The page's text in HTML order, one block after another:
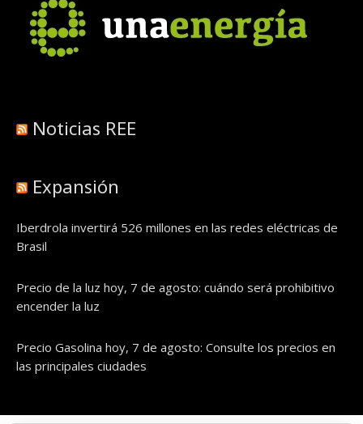
Noticias REE
Expansión
Iberdrola invertirá 526 millones en las redes eléctricas de
Brasil
Precio de la luz hoy, 7 de agosto: cuándo será prohibitivo
encender la luz
Precio Gasolina hoy, 7 de agosto: Consulte los precios en
las principales ciudades